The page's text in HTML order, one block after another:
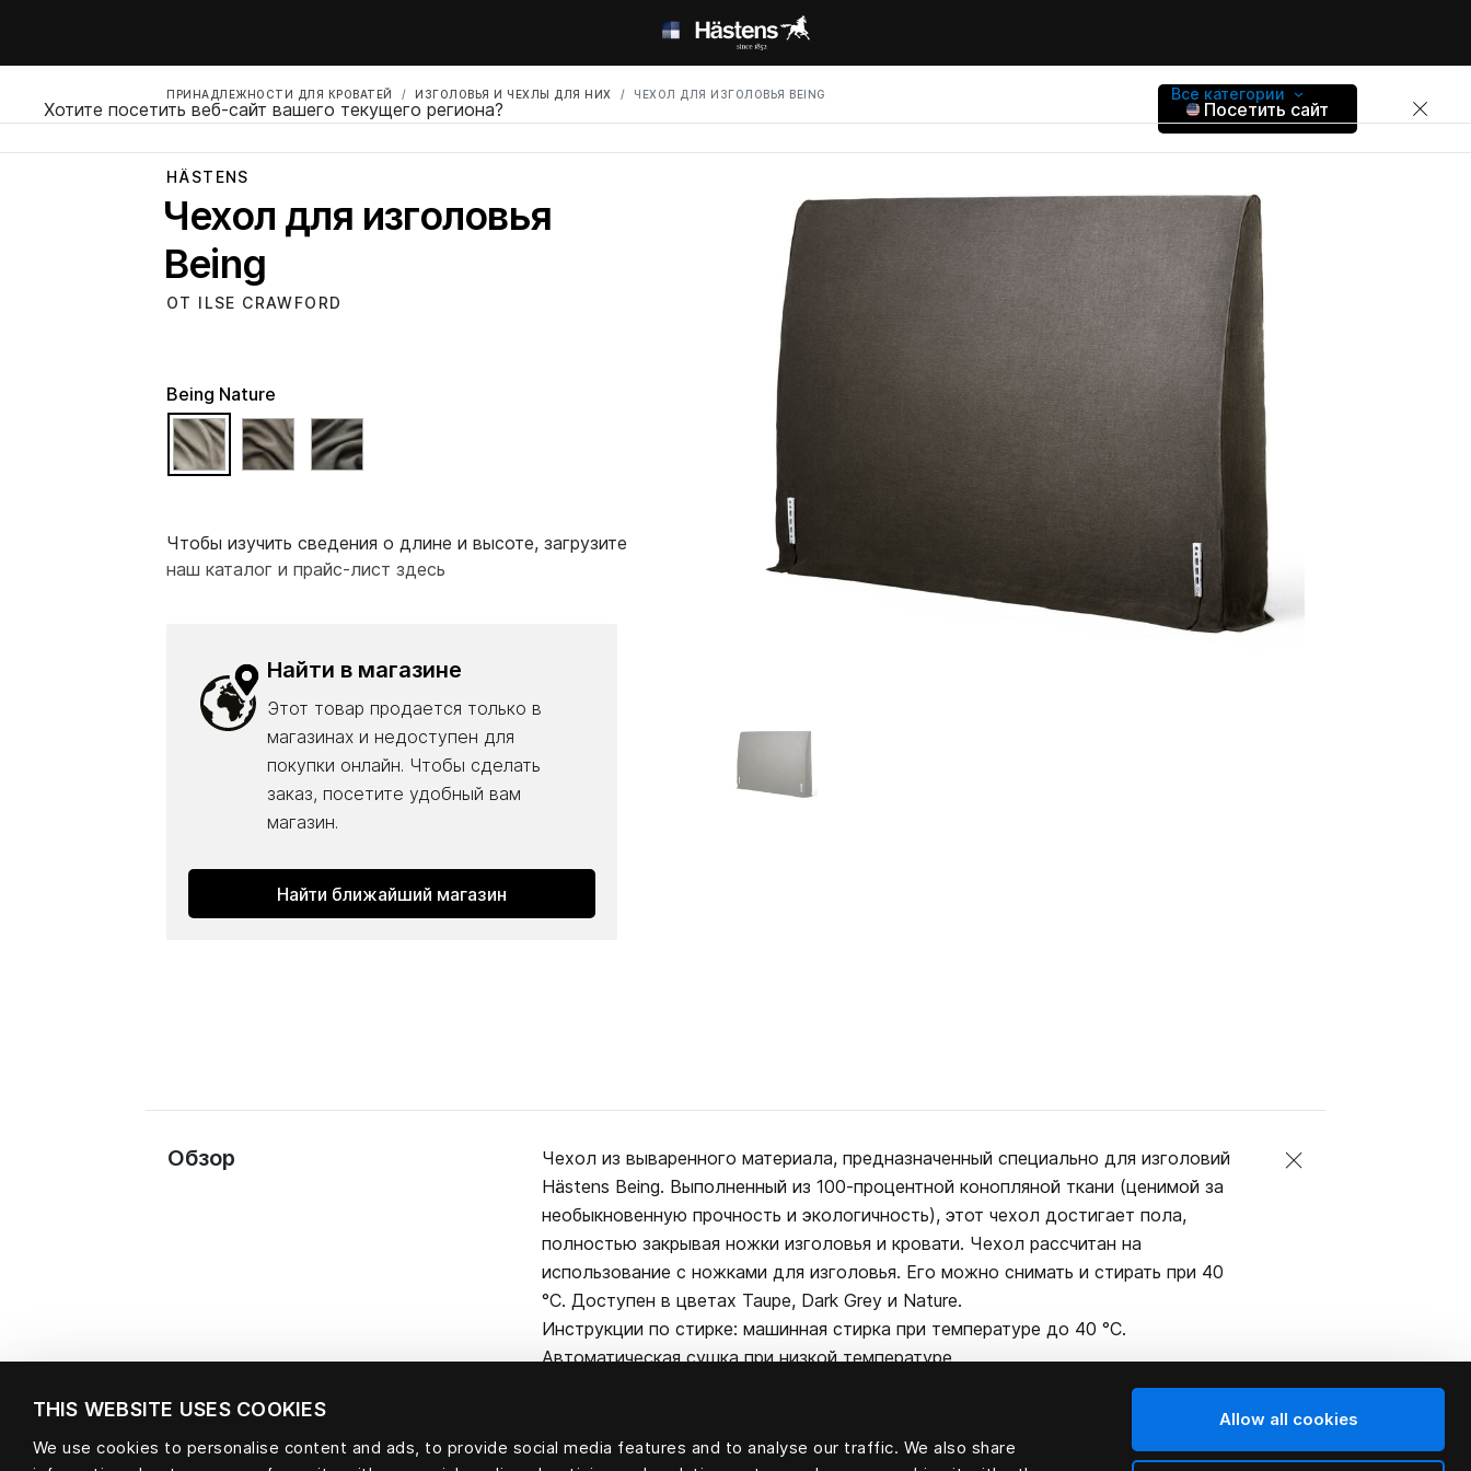
THIS WEBSITE USES COOKIES
We use cookies to personalise content and ads, to provide social media features and to analyse our traffic. We also share
Allow all cookies
ПРИНАДЛЕЖНОСТИ ДЛЯ КРОВАТЕЙ ИЗГОЛОВЬЯ И ЧЕХЛЫ ДЛЯ НИХ ЧЕХОЛ ДЛЯ ИЗГОЛОВЬЯ BEING Все категории
Хотите посетить веб-сайт вашего текущего региона? Посетить сайт
HÄSTENS
Чехол для изголовья
Being
ОТ ILSE CRAWFORD
Чтобы изучить сведения о длине и высоте, загрузите
наш каталог и прайс-лист здесь
Being Nature
selected
Найти в магазине
Этот товар продается только в
магазинах и недоступен для
покупки онлайн. Чтобы сделать
заказ, посетите удобный вам
магазин.
Найти ближайший магазин
Обзор
Чехол из вываренного материала, предназначенный специально для изголовий
Hästens Being. Выполненный из 100-процентной конопляной ткани (ценимой за
необыкновенную прочность и экологичность), этот чехол достигает пола,
полностью закрывая ножки изголовья и кровати. Чехол рассчитан на
использование с ножками для изголовья. Его можно снимать и стирать при 40
°C. Доступен в цветах Taupe, Dark Grey и Nature.
Инструкции по стирке: машинная стирка при температуре до 40 °C.
Автоматическая сушка при низкой температуре.